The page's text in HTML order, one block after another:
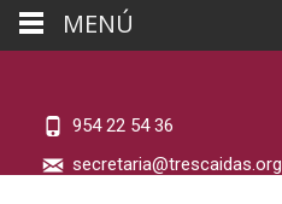
954 22 54 36
secretaria@trescaidas.org
MENÚ